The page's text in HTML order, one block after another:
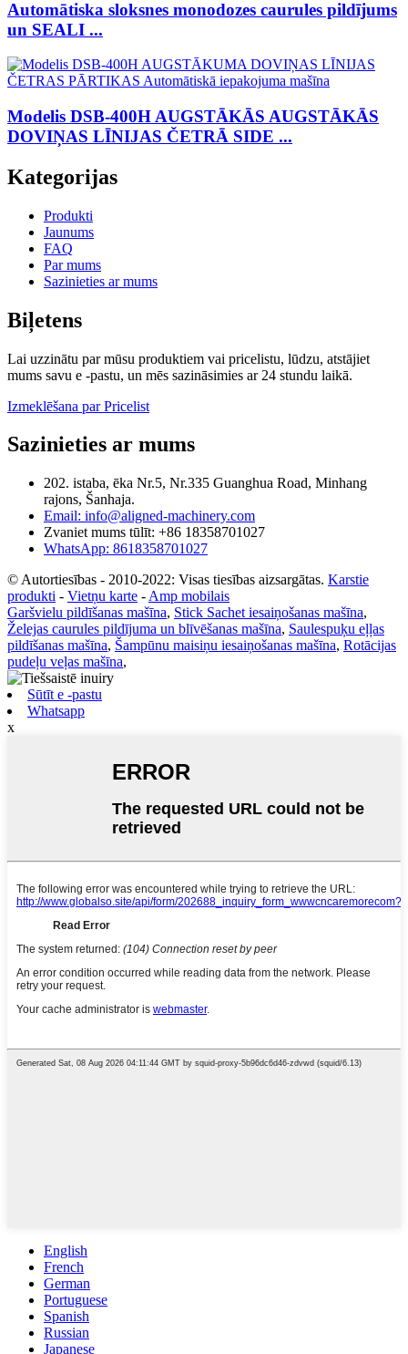
Automātiska sloksnes monodozes caurules pildījums
un SEALI ...
Modelis DSB-400H AUGSTĀKĀS AUGSTĀKĀS
DOVIŅAS LĪNIJAS ČETRĀ SIDE ...
Kategorijas
Produkti
Jaunums
FAQ
Par mums
Sazinieties ar mums
Biļetens
Lai uzzinātu par mūsu produktiem vai pricelistu, lūdzu, atstājiet
mums savu e -pastu, un mēs sazināsimies ar 24 stundu laikā.
Izmeklēšana par Pricelist
Sazinieties ar mums
202. istaba, ēka Nr.5, Nr.335 Guanghua Road, Minhang
rajons, Šanhaja.
Email: info@aligned-machinery.com
Zvaniet mums tūlīt: +86 18358701027
WhatsApp: 8618358701027
© Autortiesības - 2010-2022: Visas tiesības aizsargātas. Karstie
produkti - Vietņu karte - Amp mobilais
Garšvielu pildīšanas mašīna, Stick Sachet iesaiņošanas mašīna,
Želejas caurules pildījuma un blīvēšanas mašīna, Saulespuķu eļļas
pildīšanas mašīna, Šampūnu maisiņu iesaiņošanas mašīna, Rotācijas
pudeļu veļas mašīna,
Sūtīt e -pastu
Whatsapp
x
English
French
German
Portuguese
Spanish
Russian
Japanese